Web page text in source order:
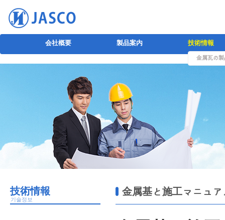
会社概要 製品案内 技術情報
金属瓦の
技術情報
기술정보
金属基と施工マニュ